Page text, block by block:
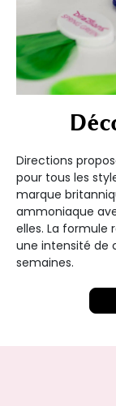
Directions
pour tous les
marque
ammoniaque
elles. La formule
une intensité de
semaines.